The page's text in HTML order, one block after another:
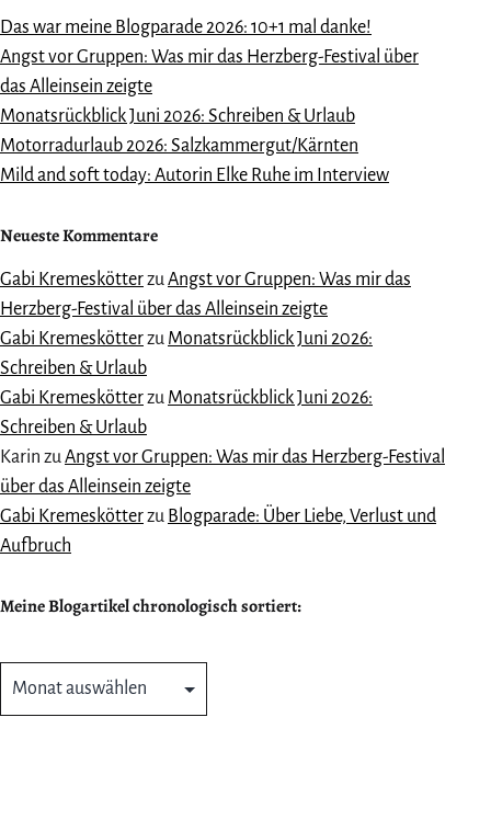
Das war meine Blogparade 2026: 10+1 mal danke!
Angst vor Gruppen: Was mir das Herzberg-Festival über
das Alleinsein zeigte
Monatsrückblick Juni 2026: Schreiben & Urlaub
Motorradurlaub 2026: Salzkammergut/Kärnten
Mild and soft today: Autorin Elke Ruhe im Interview
Neueste Kommentare
Gabi KremeskötterzuAngst vor Gruppen: Was mir das
Herzberg-Festival über das Alleinsein zeigte
Gabi Kremeskötterzu Monatsrückblick Juni 2026:
Schreiben & Urlaub
Gabi Kremeskötterzu Monatsrückblick Juni 2026:
Schreiben & Urlaub
Karin zuAngst vor Gruppen: Was mir das Herzberg-Festival
über das Alleinsein zeigte
Gabi Kremeskötterzu Blogparade: Über Liebe, Verlust und
Aufbruch
Meine Blogartikel chronologisch sortiert:
Blogartikel
chronologisch